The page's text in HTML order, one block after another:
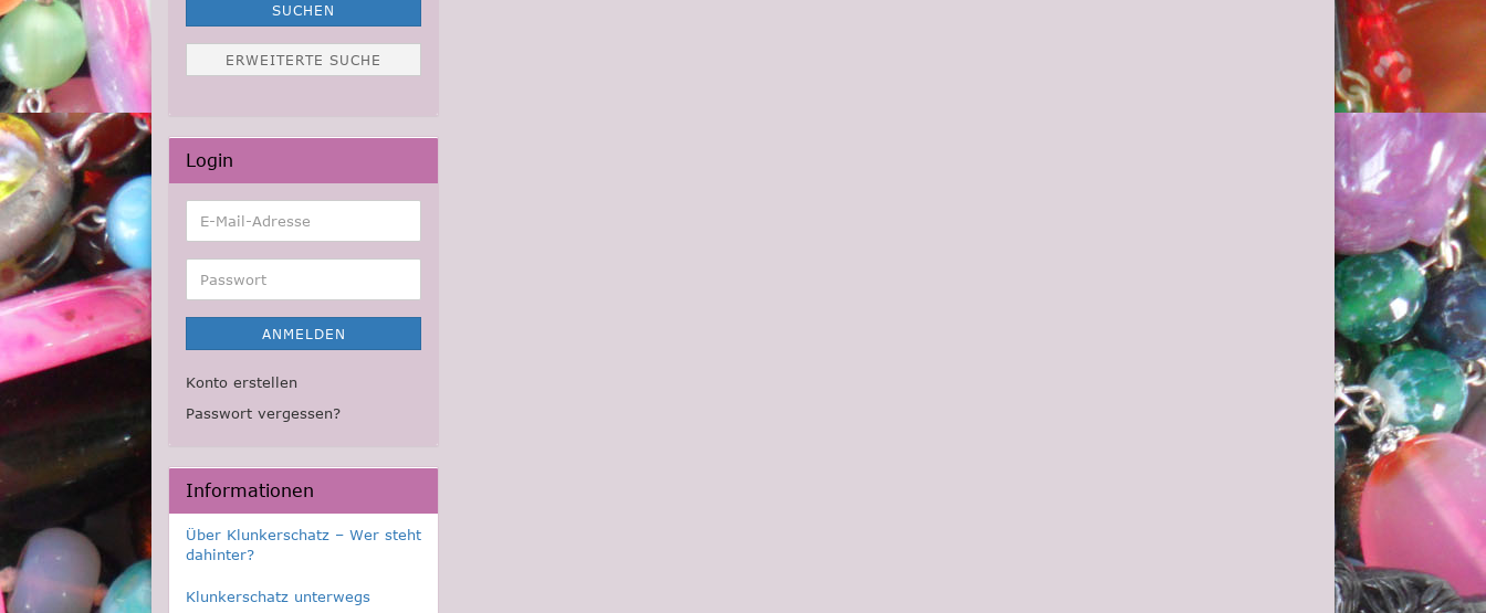
SUCHEN
ERWEITERTE SUCHE
Login
E-
Mail-
Adresse
Passwort
ANMELDEN
Konto erstellen
Passwort vergessen?
Informationen
Über Klunkerschatz – Wer steht
dahinter?
Klunkerschatz unterwegs